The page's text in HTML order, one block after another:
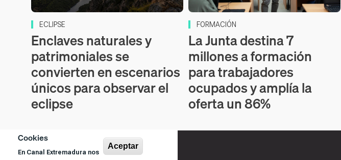
Cookies
En Canal Extremadura nos
Aceptar
ECLIPSE
Enclaves naturales y
patrimoniales se
convierten en escenarios
únicos para observar el
eclipse
FORMACIÓN
La Junta destina 7
millones a formación
para trabajadores
ocupados y amplía la
oferta un 86%